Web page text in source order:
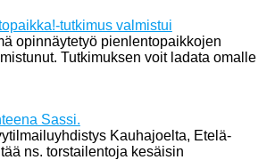
tutkimus valmistui
opinnäytetyö pienlentopaikkojen
Tutkimuksen voit ladata omalle
Sassi.
Kauhajoelta, Etelä-
ns. torstailentoja kesäisin